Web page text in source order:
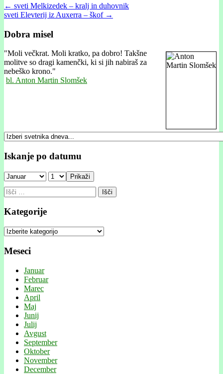
Post
navigation
← sveti Melkizedek – kralj in duhovnik
sveti Elevterij iz Auxerra – škof →
Dobra misel
"Moli večkrat. Moli kratko, pa dobro! Takšne
molitve so dragi kamenčki, ki si jih nabiraš za
nebeško krono."
bl. Anton Martin Slomšek
Iskanje po datumu
Prikaži
Išči:
Kategorije
Kategorije
Meseci
Januar
Februar
Marec
April
Maj
Junij
Julij
Avgust
September
Oktober
November
December